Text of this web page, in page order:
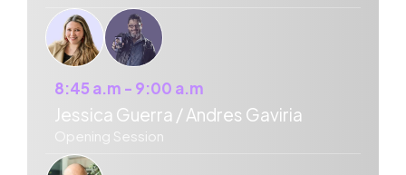
8:45 a.m - 9:00 a.m
Jessica Guerra / Andres Gaviria
Opening Session